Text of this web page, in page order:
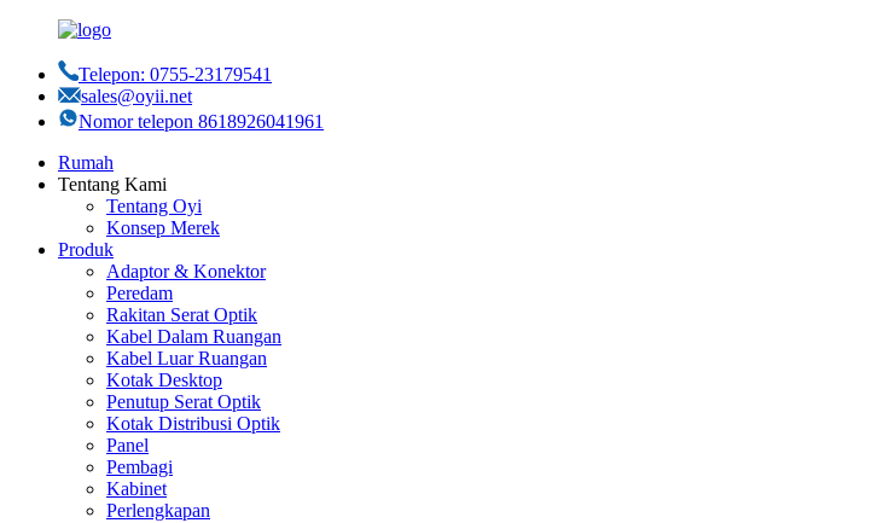
Telepon: 0755-23179541
sales@oyii.net
Nomor telepon 8618926041961
Rumah
Tentang Kami
Tentang Oyi
Konsep Merek
Produk
Adaptor & Konektor
Peredam
Rakitan Serat Optik
Kabel Dalam Ruangan
Kabel Luar Ruangan
Kotak Desktop
Penutup Serat Optik
Kotak Distribusi Optik
Panel
Pembagi
Kabinet
Perlengkapan